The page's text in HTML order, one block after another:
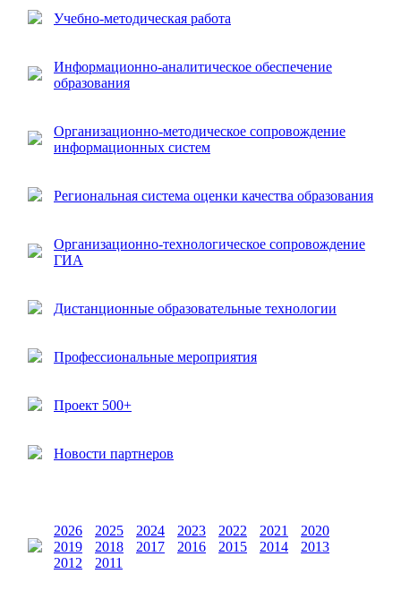
Учебно-методическая работа
Информационно-аналитическое обеспечение
образования
Организационно-методическое сопровождение
информационных систем
Региональная система оценки качества образования
Организационно-технологическое сопровождение
ГИА
Дистанционные образовательные технологии
Профессиональные мероприятия
Проект 500+
Новости партнеров
2026 2025 2024 2023 2022 2021
2020
2019
2018 2017 2016 2015 2014
2013
2012
2011